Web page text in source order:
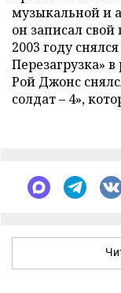
музыкальной и
он записал
2003 году
Перезагрузка»
Рой Джонс
солдат – 4»,